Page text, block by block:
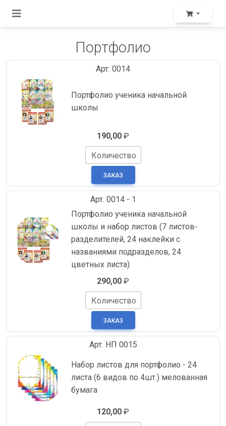
Портфолио
Арт. 0014
Портфолио ученика начальной
школы
190,00 ₽
Количество
Арт. 0014 - 1
Портфолио ученика начальной
школы и набор листов (7 листов-
разделителей, 24 наклейки с
названиями подразделов, 24
цветных листа)
290,00 ₽
Количество
Арт. НП 0015
Набор листов для портфолио - 24
листа (6 видов по 4шт.) мелованная
бумага
120,00 ₽